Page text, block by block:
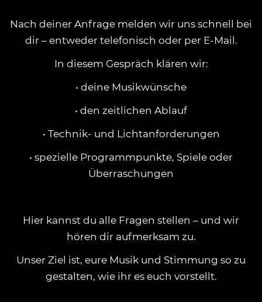
Nach deiner Anfrage melden wir uns schnell bei
dir – entweder telefonisch oder per E-Mail.
In diesem Gespräch klären wir:
• deine Musikwünsche
• den zeitlichen Ablauf
• Technik- und Lichtanforderungen
• spezielle Programmpunkte, Spiele oder
Überraschungen
Hier kannst du alle Fragen stellen – und wir
hören dir aufmerksam zu.
Unser Ziel ist, eure Musik und Stimmung so zu
gestalten, wie ihr es euch vorstellt.